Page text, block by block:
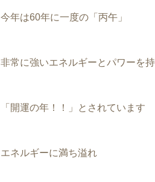
今年は60年に一度の「丙午」
非常に強いエネルギーとパワーを
「開運の年！！」とされています
エネルギーに満ち溢れ